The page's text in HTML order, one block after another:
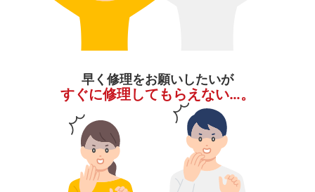
早く修理をお願いしたいが
すぐに修理してもらえない…。